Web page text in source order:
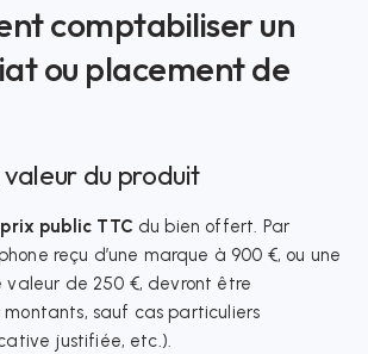
comptabiliser un
ou placement de
valeur du produit
public TTC du bien offert. Par
reçu d’une marque à 900 €, ou une
valeur de 250 €, devront être
montants, sauf cas particuliers
justifiée, etc.).